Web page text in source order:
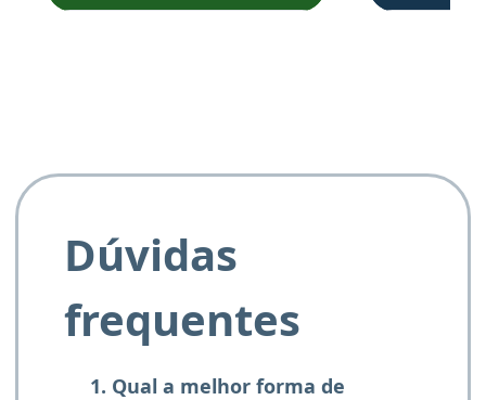
Dúvidas
frequentes
1. Qual a melhor forma de